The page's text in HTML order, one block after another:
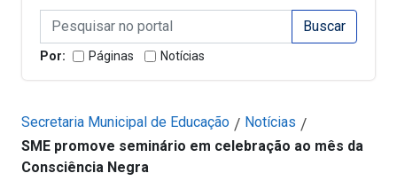
Campo de Busca de informações
Campo de Busca de informações Enviar a Busca
Por: Páginas Notícias
Secretaria Municipal de Educação / Notícias /
SME promove seminário em celebração ao mês da
Consciência Negra